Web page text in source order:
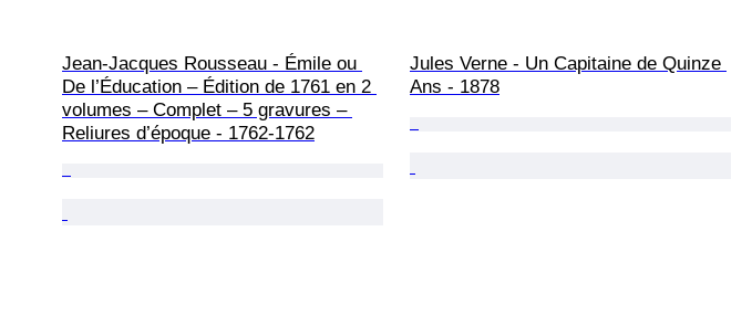
Jean-Jacques Rousseau - Émile ou
De l’Éducation – Édition de 1761 en 2
volumes – Complet – 5 gravures –
Reliures d’époque - 1762-1762
Jules Verne - Un Capitaine de Quinze
Ans - 1878